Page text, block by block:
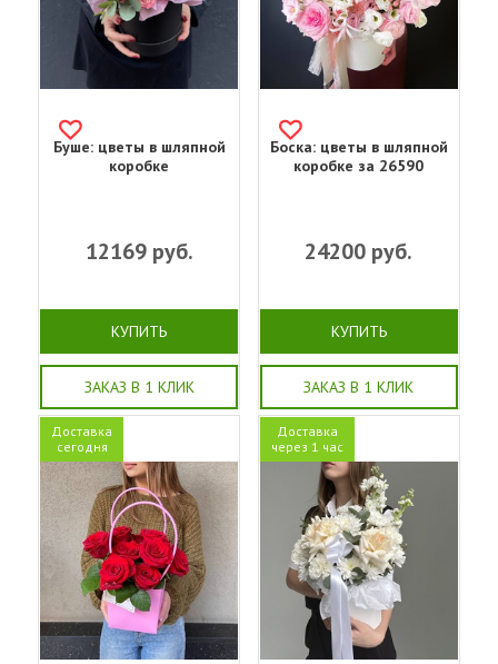
Буше: цветы в шляпной
коробке
12169руб.
КУПИТЬ
ЗАКАЗ В 1 КЛИК
Боска: цветы в шляпной
коробке за 26590
24200 руб.
КУПИТЬ
ЗАКАЗ В 1 КЛИК
Доставка
сегодня
Доставка
через 1 час